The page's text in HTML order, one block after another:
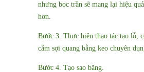
nhưng bọc trần sẽ mang lại hiệu
hơn.
Bước 3. Thực hiện thao tác tạo lỗ,
cắm sợi quang bằng keo chuyên
Bước 4. Tạo sao băng.